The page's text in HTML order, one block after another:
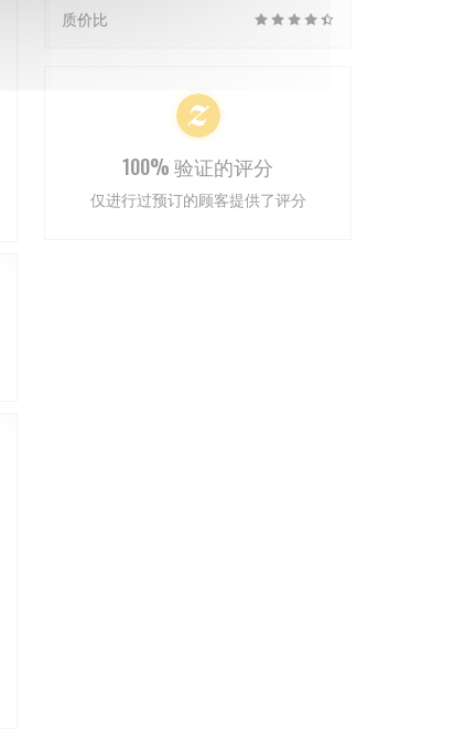
质价比
100% 验证的评分
仅进行过预订的顾客提供了评分